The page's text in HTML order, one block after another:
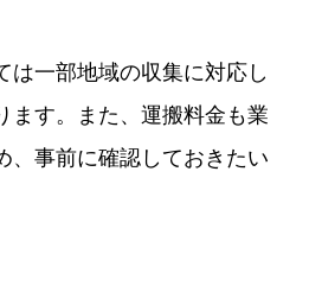
は一部地域の収集に対応し
ます。また、運搬料金も業
、事前に確認しておきたい